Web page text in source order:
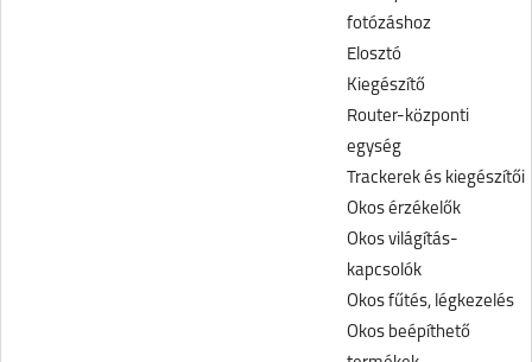
fotózáshoz
Elosztó
Kiegészítő
Router-központi
egység
Trackerek és kiegészítői
Okos érzékelők
Okos világítás-
kapcsolók
Okos fűtés, légkezelés
Okos beépíthető